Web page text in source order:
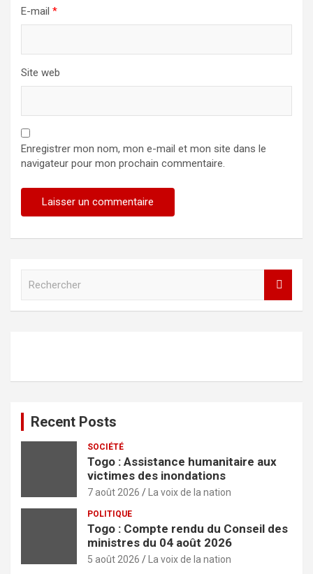
E-mail *
Site web
Enregistrer mon nom, mon e-mail et mon site dans le
navigateur pour mon prochain commentaire.
h
Recent Posts
SOCIÉTÉ
Togo : Assistance humanitaire aux
victimes des inondations
7 août 2026 La voix de la nation
POLITIQUE
Togo : Compte rendu du Conseil des
ministres du 04 août 2026
5 août 2026 La voix de la nation